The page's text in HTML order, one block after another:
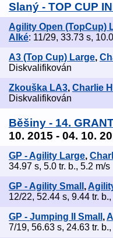
Slaný - TOP CUP
Agility Open (TopCup)
Alké: 11/29, 33.73 s,
A3 (Top Cup) Large,
Diskvalifikován
Zkouška LA3, Charlie
Diskvalifikován
Běšiny - 14.
10. 2015 - 04. 10.
GP - Agility Large,
34.97 s, 5.0 tr. b., 5.2 m/s
GP - Agility Small ,
12/22, 52.44 s, 9.44 tr.
GP - Jumping II Small ,
7/19, 56.63 s, 24.63 tr.